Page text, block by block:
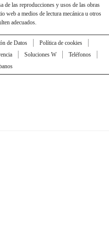
las reproducciones y usos de las obras
web a medios de lectura mecánica u otros
adecuados.
de Datos
Política de cookies
Soluciones W
Teléfonos